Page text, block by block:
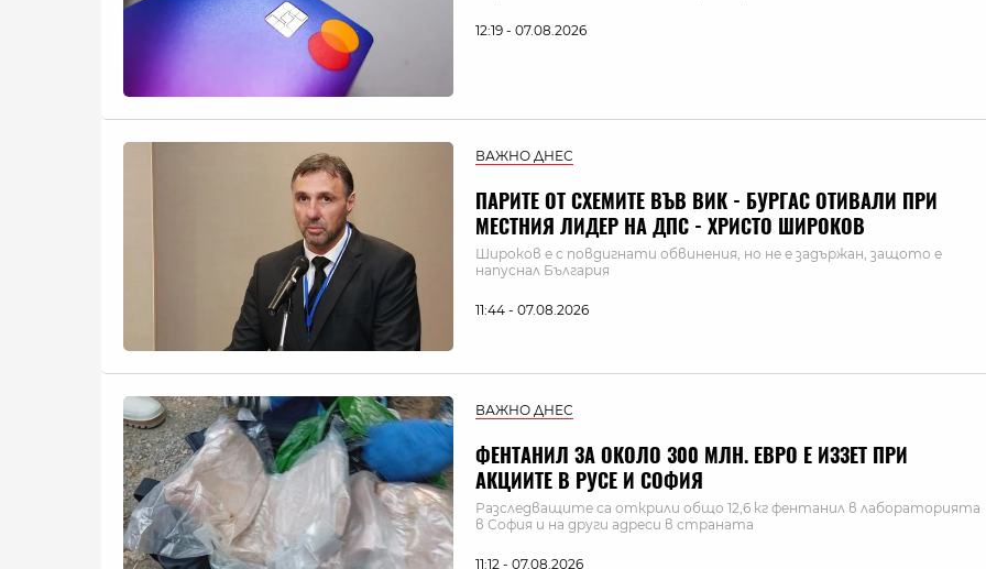
12:19 - 07.08.2026
ВАЖНО ДНЕС
ПАРИТЕ ОТ СХЕМИТЕ ВЪВ ВИК - БУРГАС ОТИВАЛИ ПРИ
МЕСТНИЯ ЛИДЕР НА ДПС - ХРИСТО ШИРОКОВ
Широков е с повдигнати обвинения, но не е задържан, защото е
напуснал България
11:44 - 07.08.2026
ВАЖНО ДНЕС
ФЕНТАНИЛ ЗА ОКОЛО 300 МЛН. ЕВРО Е ИЗЗЕТ ПРИ
АКЦИИТЕ В РУСЕ И СОФИЯ
Разследващите са открили общо 12,6 кг фентанил в лабораторията
в София и на други адреси в страната
11:12 - 07.08.2026